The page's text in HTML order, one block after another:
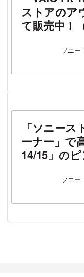
ストアのア
て販売中！
ソニー
「ソニー
ーナー」で
14/15」の
ソニー